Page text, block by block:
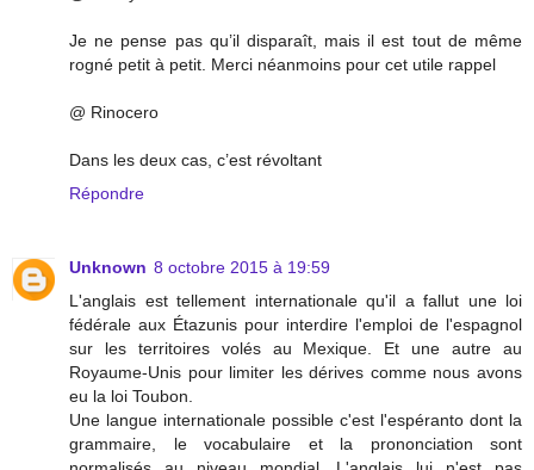
Je ne pense pas qu’il disparaît, mais il est tout de même
rogné petit à petit. Merci néanmoins pour cet utile rappel
@ Rinocero
Dans les deux cas, c’est révoltant
Répondre
Unknown 8 octobre 2015 à 19:59
L'anglais est tellement internationale qu'il a fallut une loi
fédérale aux Étazunis pour interdire l'emploi de l'espagnol
sur les territoires volés au Mexique. Et une autre au
Royaume-Unis pour limiter les dérives comme nous avons
eu la loi Toubon.
Une langue internationale possible c'est l'espéranto dont la
grammaire, le vocabulaire et la prononciation sont